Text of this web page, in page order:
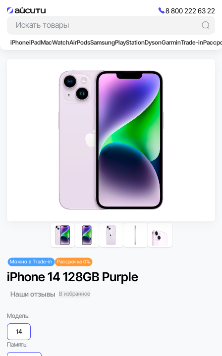
8 800 222 63 22
iPhoneiPadMacWatchAirPodsSamsungPlayStationDysonGarminTrade-in
iPhone 14 128GB Purple
Наши отзывы В избранное
Можно в Trade-in Рассрочка 0%
Модель:
14
Память: